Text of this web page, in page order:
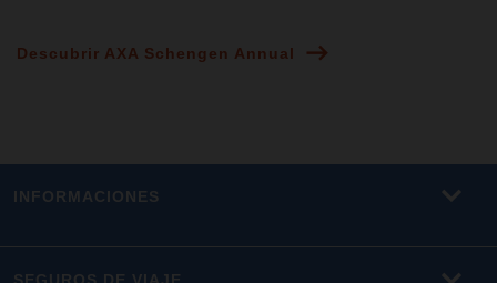
Descubrir AXA Schengen Annual
INFORMACIONES